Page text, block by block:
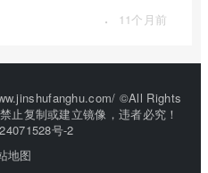
· 11个月前
©All Rights
止复制或建立镜像，违者必究！
号-2
地图